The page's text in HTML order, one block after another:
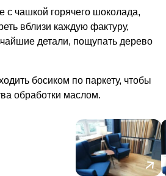
с чашкой горячего шоколада,
вблизи каждую фактуру,
детали, пощупать дерево
босиком по паркету, чтобы
обработки маслом.